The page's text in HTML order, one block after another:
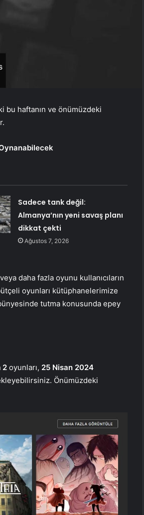
bu haftanın ve önümüzdeki
Sadece tank değil:
Almanya’nın yeni savaş planı
dikkat çekti
Ağustos 7, 2026
daha fazla oyunu kullanıcıların
oyunları kütüphanelerimize
tutma konusunda epey
2 oyunları, 25 Nisan 2024
Önümüzdeki